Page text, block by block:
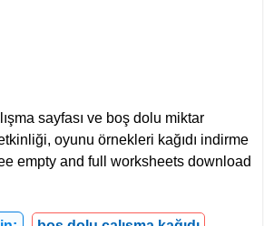
sayfası ve boş dolu miktar
oyunu örnekleri kağıdı indirme
empty and full worksheets download